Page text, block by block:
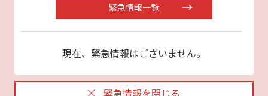
緊急情報一覧
現在、緊急情報はございません。
緊急情報を閉じる